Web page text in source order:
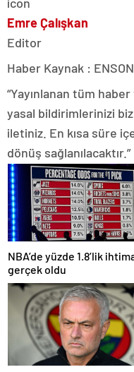
Emre Çalışkan
Editor
Haber Kaynak :
“Yayınlanan tüm
yasal bildirimlerinizi
iletiniz. En kısa süre
dönüş sağlanılacaktır.”
NBA’de yüzde 1.8’lik
gerçek oldu